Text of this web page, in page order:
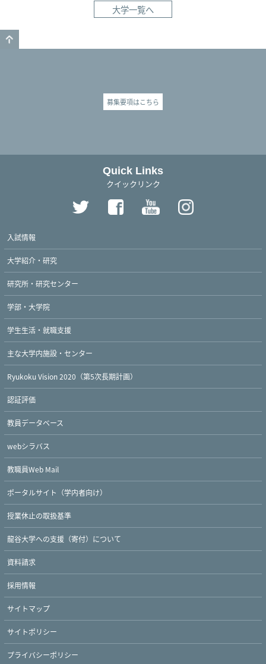
大学一覧へ
募集要項はこちら
Quick Links
クイックリンク
Twitter FacebookYouTube
入試情報
大学紹介・研究
研究所・研究センター
学部・大学院
学生生活・就職支援
主な大学内施設・センター
Ryukoku Vision 2020（第5次長期計画）
認証評価
教員データベース
webシラバス
教職員Web Mail
ポータルサイト（学内者向け）
授業休止の取扱基準
龍谷大学への支援（寄付）について
資料請求
採用情報
サイトマップ
サイトポリシー
プライバシーポリシー